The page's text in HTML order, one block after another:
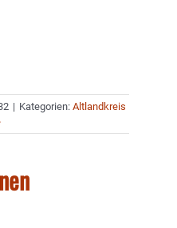
| Kategorien: Altlandkreis